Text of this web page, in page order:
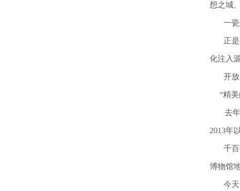
想之城
一瓷
正是
化注入
开放
“精美
去年8
2013年
千百
博物馆
今天